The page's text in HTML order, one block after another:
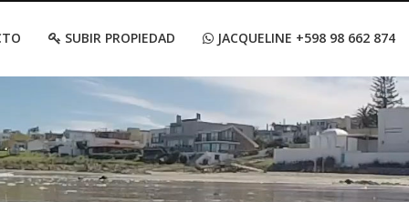
SUBIR PROPIEDAD JACQUELINE +598 98 662 874